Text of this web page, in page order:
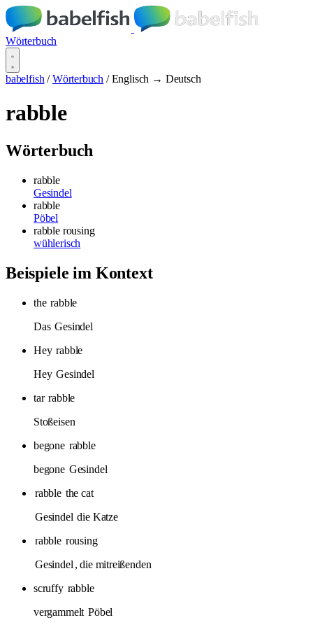
Wörterbuch
babelfish / Wörterbuch / Englisch → Deutsch
rabble
Wörterbuch
rabble
Gesindel
rabble
Pöbel
rabble rousing
wühlerisch
Beispiele im Kontext
the rabble
Das Gesindel
Hey rabble
Hey Gesindel
tar rabble
Stoßeisen
begone rabble
begone Gesindel
rabble the cat
Gesindel die Katze
rabble rousing
Gesindel , die mitreißenden
scruffy rabble
vergammelt Pöbel